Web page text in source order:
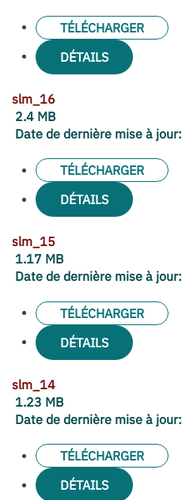
TÉLÉCHARGER
DÉTAILS
slm_16
2.4 MB
Date de dernière mise à jour:
TÉLÉCHARGER
DÉTAILS
slm_15
1.17 MB
Date de dernière mise à jour:
TÉLÉCHARGER
DÉTAILS
slm_14
1.23 MB
Date de dernière mise à jour:
TÉLÉCHARGER
DÉTAILS